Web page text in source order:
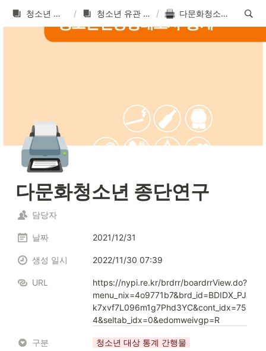
청소년 통계 간행물 / 청소년 유관 기관 간행물 / 다문화청소년 종단연구
🖨️
다문화청소년 종단연구
담당자
날짜 2021/12/31
생성 일시 2022/11/30 07:39
URL
https://nypi.re.kr/brdrr/boardrrView.do?
menu_nix=4o9771b7&brd_id=BDIDX_PJ
k7xvf7L096m1g7Phd3YC&cont_idx=75
4&seltab_idx=0&edomweivgp=R
구분 청소년 대상 통계 간행물